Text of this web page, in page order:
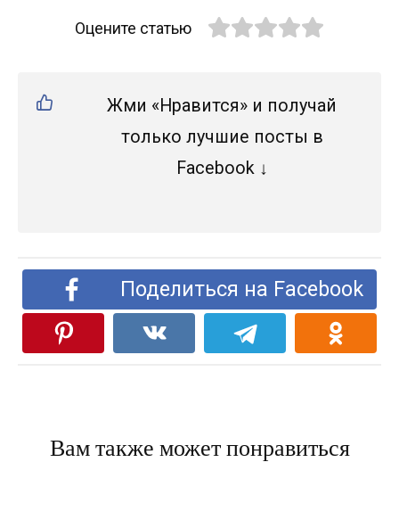
Оцените статью
Жми «Нравится» и получай
только лучшие посты в
Facebook ↓
Поделиться на Facebook
Вам также может понравиться